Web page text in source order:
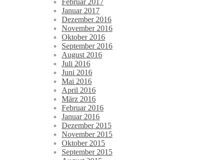
Februar 2017
Januar 2017
Dezember 2016
November 2016
Oktober 2016
September 2016
August 2016
Juli 2016
Juni 2016
Mai 2016
April 2016
März 2016
Februar 2016
Januar 2016
Dezember 2015
November 2015
Oktober 2015
September 2015